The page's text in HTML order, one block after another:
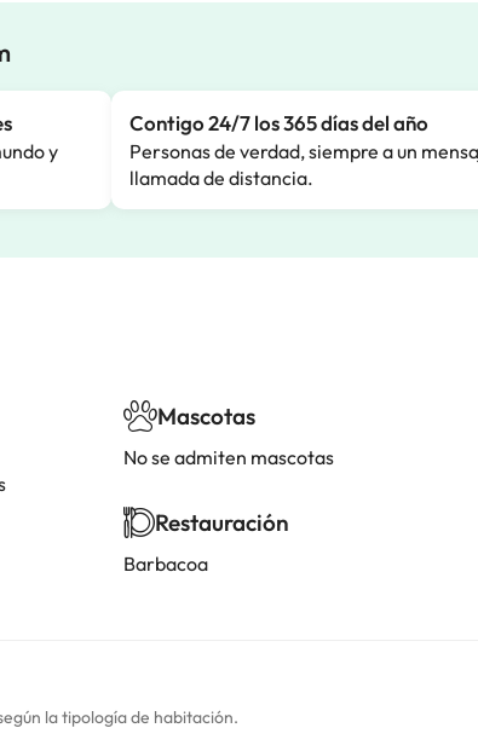
y
Contigo 24/7 los 365 días del año
Personas de verdad, siempre a un
llamada de distancia.
Mascotas
No se admiten mascotas
Restauración
Barbacoa
la tipología de habitación.